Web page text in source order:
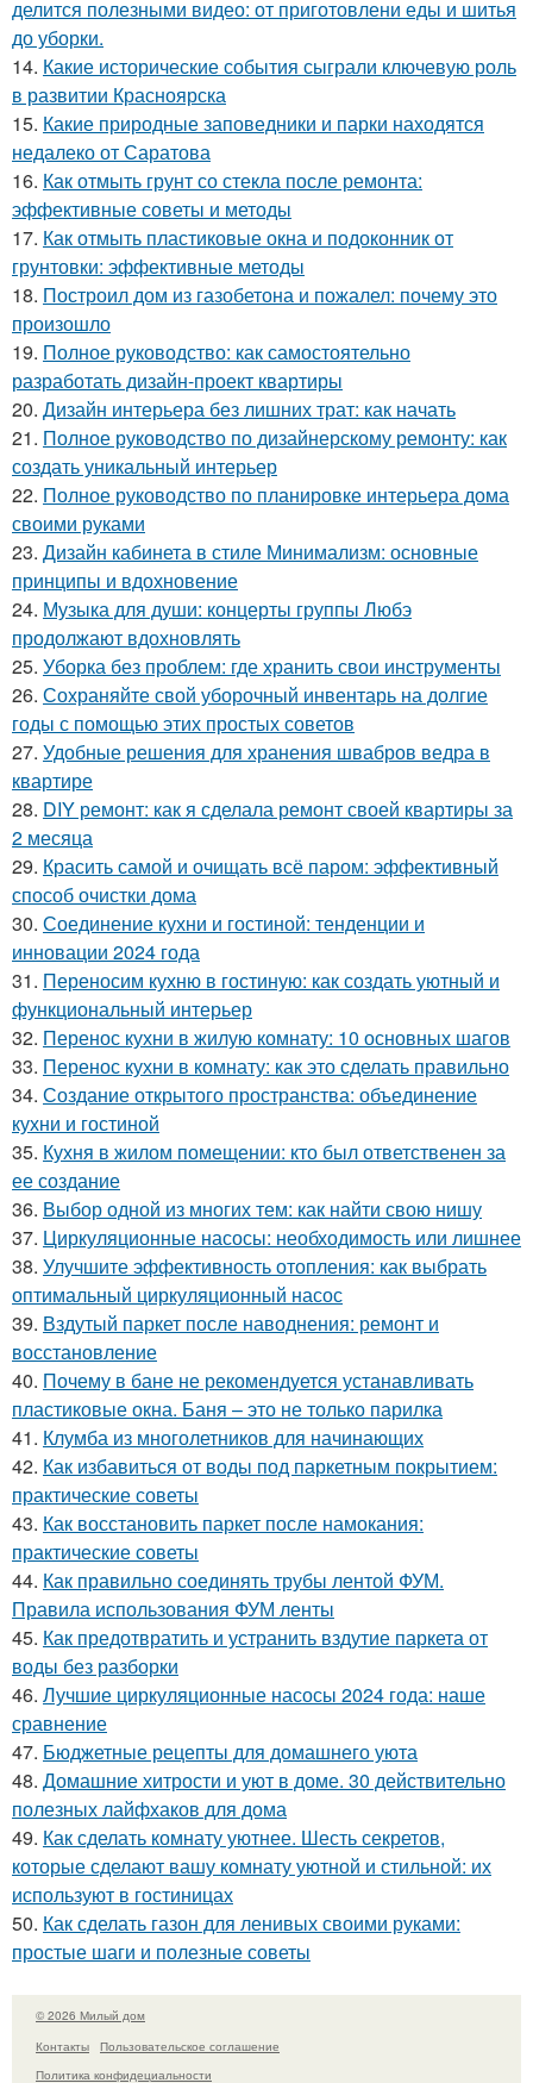
делится полезными видео: от приготовлени еды и шитья
до уборки.
14. Какие исторические события сыграли ключевую роль
в развитии Красноярска
15. Какие природные заповедники и парки находятся
недалеко от Саратова
16. Как отмыть грунт со стекла после ремонта:
эффективные советы и методы
17. Как отмыть пластиковые окна и подоконник от
грунтовки: эффективные методы
18. Построил дом из газобетона и пожалел: почему это
произошло
19. Полное руководство: как самостоятельно
разработать дизайн-проект квартиры
20. Дизайн интерьера без лишних трат: как начать
21. Полное руководство по дизайнерскому ремонту: как
создать уникальный интерьер
22. Полное руководство по планировке интерьера дома
своими руками
23. Дизайн кабинета в стиле Минимализм: основные
принципы и вдохновение
24. Музыка для души: концерты группы Любэ
продолжают вдохновлять
25. Уборка без проблем: где хранить свои инструменты
26. Сохраняйте свой уборочный инвентарь на долгие
годы с помощью этих простых советов
27. Удобные решения для хранения швабров ведра в
квартире
28. DIY ремонт: как я сделала ремонт своей квартиры за
2 месяца
29. Красить самой и очищать всё паром: эффективный
способ очистки дома
30. Соединение кухни и гостиной: тенденции и
инновации 2024 года
31. Переносим кухню в гостиную: как создать уютный и
функциональный интерьер
32. Перенос кухни в жилую комнату: 10 основных шагов
33. Перенос кухни в комнату: как это сделать правильно
34. Создание открытого пространства: объединение
кухни и гостиной
35. Кухня в жилом помещении: кто был ответственен за
ее создание
36. Выбор одной из многих тем: как найти свою нишу
37. Циркуляционные насосы: необходимость или лишнее
38. Улучшите эффективность отопления: как выбрать
оптимальный циркуляционный насос
39. Вздутый паркет после наводнения: ремонт и
восстановление
40. Почему в бане не рекомендуется устанавливать
пластиковые окна. Баня – это не только парилка
41. Клумба из многолетников для начинающих
42. Как избавиться от воды под паркетным покрытием:
практические советы
43. Как восстановить паркет после намокания:
практические советы
44. Как правильно соединять трубы лентой ФУМ.
Правила использования ФУМ ленты
45. Как предотвратить и устранить вздутие паркета от
воды без разборки
46. Лучшие циркуляционные насосы 2024 года: наше
сравнение
47. Бюджетные рецепты для домашнего уюта
48. Домашние хитрости и уют в доме. 30 действительно
полезных лайфхаков для дома
49. Как сделать комнату уютнее. Шесть секретов,
которые сделают вашу комнату уютной и стильной: их
используют в гостиницах
50. Как сделать газон для ленивых своими руками:
простые шаги и полезные советы
© 2026 Милый дом
Контакты
Пользовательское соглашение
Политика конфидециальности